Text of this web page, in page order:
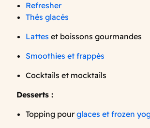
Refresher
Thés glacés
Lattes et boissons gourmandes
Smoothies et frappés
Cocktails et mocktails
Desserts :
Topping pourglaces et frozen